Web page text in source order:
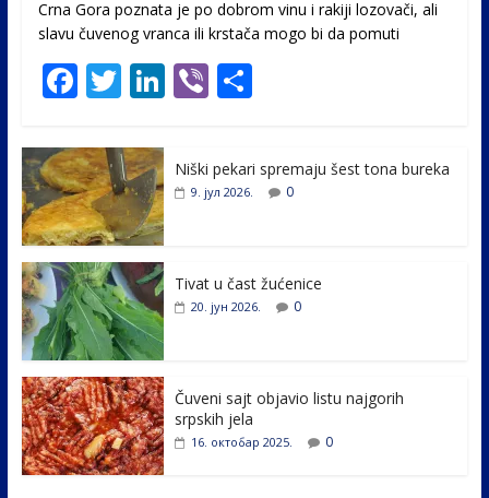
Crna Gora poznata je po dobrom vinu i rakiji lozovači, ali
slavu čuvenog vranca ili krstača mogo bi da pomuti
F
e
b
o
o
k
T
itt
er
Li
e
Vi
er
S
e
Niški pekari spremaju šest tona bureka
9. јул 2026. 0
Tivat u čast žućenice
20. јун 2026. 0
Čuveni sajt objavio listu najgorih
srpskih jela
16. октобар 2025. 0